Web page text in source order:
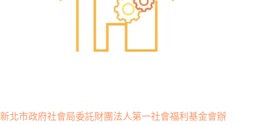
新北市政府社會局委託財團法人第一社會福利基金會辦